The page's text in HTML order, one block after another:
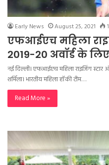
Early News August 25, 2021
एफआईएच महिला
2019-20 अवॉर्ड के
नई दिल्ली। एफआईएच महिला राइजिंग
शर्मिला। भारतीय महिला हॉकी टीम…
Read More »